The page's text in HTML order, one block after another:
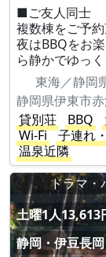
■ご友人同士
複数棟をご予
夜はBBQをお
ら静かでゆっ
東海／静岡
静岡県伊東市
貸別荘
BBQ
Wi-Fi
子連れ
温泉近隣
ドラマ・
土曜1人13,613
静岡・伊豆長